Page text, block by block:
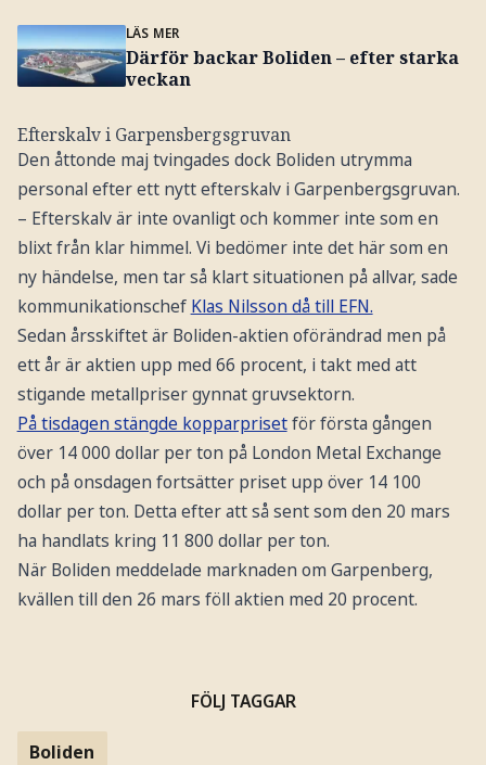
LÄS MER
Därför backar Boliden – efter starka
veckan
Efterskalv i Garpensbergsgruvan
Den åttonde maj tvingades dock Boliden utrymma
personal efter ett nytt efterskalv i Garpenbergsgruvan.
– Efterskalv är inte ovanligt och kommer inte som en
blixt från klar himmel. Vi bedömer inte det här som en
ny händelse, men tar så klart situationen på allvar, sade
kommunikationschef Klas Nilsson då till EFN.
Sedan årsskiftet är Boliden-aktien oförändrad men på
ett år är aktien upp med 66 procent, i takt med att
stigande metallpriser gynnat gruvsektorn.
På tisdagen stängde kopparprisetför första gången
över 14 000 dollar per ton på London Metal Exchange
och på onsdagen fortsätter priset upp över 14 100
dollar per ton. Detta efter att så sent som den 20 mars
ha handlats kring 11 800 dollar per ton.
När Boliden meddelade marknaden om Garpenberg,
kvällen till den 26 mars föll aktien med 20 procent.
FÖLJ TAGGAR
Boliden